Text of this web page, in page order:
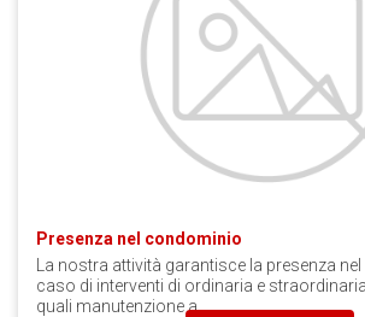
Presenza nel condominio
La nostra attività garantisce la presenza
caso di interventi di ordinaria e
quali manutenzione a...